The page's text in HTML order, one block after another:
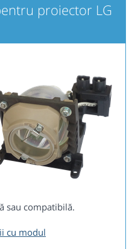
proiector LG
sau compatibilă.
cu modul